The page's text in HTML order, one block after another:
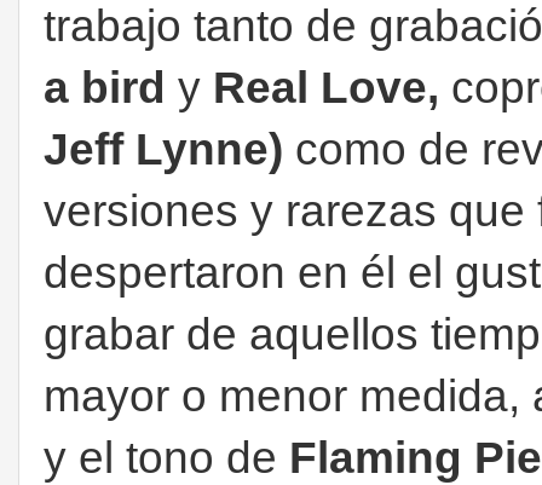
trabajo tanto de
a bird y Real Love,
Jeff Lynne) como de
versiones y rarezas
despertaron en él el
grabar de aquellos
mayor o menor
y el tono de Flaming Pie